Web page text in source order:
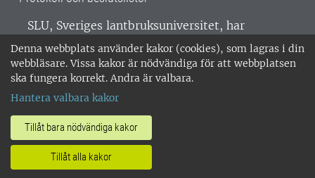
Denna webbplats använder kakor (cookies), som lagras i din
webbläsare. Vissa kakor är nödvändiga för att webbplatsen
ska fungera korrekt. Andra är valbara.
Hantera valbara kakor
Tillåt bara nödvändiga kakor
Tillåt alla kakor
SLU, Sveriges lantbruksuniversitet, har
verksamhet över hela Sverige. Huvudorter är
Alnarp, Uppsala och Umeå.SLU är
miljöcertifierat enligt ISO 14001. •
018-67 10 00 • Org nr: 202100-2817 •
Om SLU:s webbplatser
•Hantera kakor•Behandling av
personuppgifter